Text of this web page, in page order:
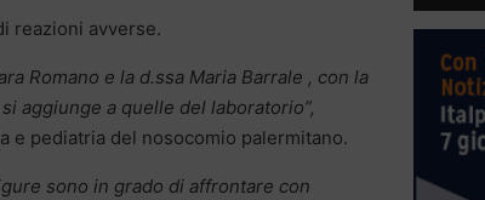
reazioni avverse.
Romano e la d.ssa Maria Barrale , con la
aggiunge a quelle del laboratorio”,
e pediatria del nosocomio palermitano.
sono in grado di affrontare con